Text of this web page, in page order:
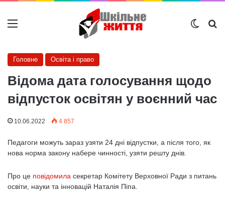
Меню
Головне Освіта і право
Відома дата голосування щодо
відпусток освітян у воєнний час
10.06.2022 4 857
Педагоги можуть зараз узяти 24 дні відпустки, а після того, як
нова норма закону набере чинності, узяти решту днів.
Про це повідомила секретар Комітету Верховної Ради з питань
освіти, науки та інновацій Наталія Піпа.